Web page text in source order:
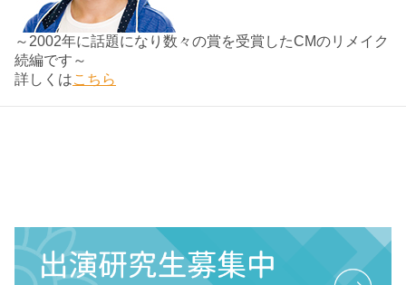
～2002年に話題になり数々の賞を受賞したCMのリメイク
続編です～
詳しくはこちら